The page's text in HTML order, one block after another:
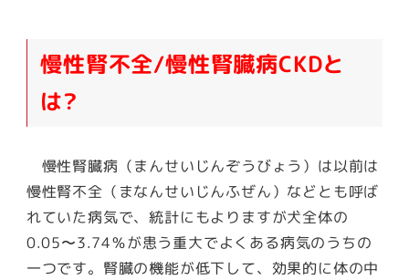
慢性腎不全/慢性腎臓病CKDと
は?
慢性腎臓病（まんせいじんぞうびょう）は以前は
慢性腎不全（まなんせいじんふぜん）などとも呼ば
れていた病気で、統計にもよりますが犬全体の
0.05〜3.74％が患う重大でよくある病気のうちの
一つです。腎臓の機能が低下して、効果的に体の中